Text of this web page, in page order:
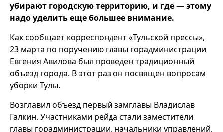
убирают городскую территорию, и где — этому
надо уделить еще большее внимание.
Как сообщает корреспондент «Тульской прессы»,
23 марта по поручению главы горадминистрации
Евгения Авилова был проведен традиционный
объезд города. В этот раз он посвящен вопросам
уборки Тулы.
Возглавил объезд первый замглавы Владислав
Галкин. Участниками рейда стали заместители
главы горадминистрации, начальники управлений,